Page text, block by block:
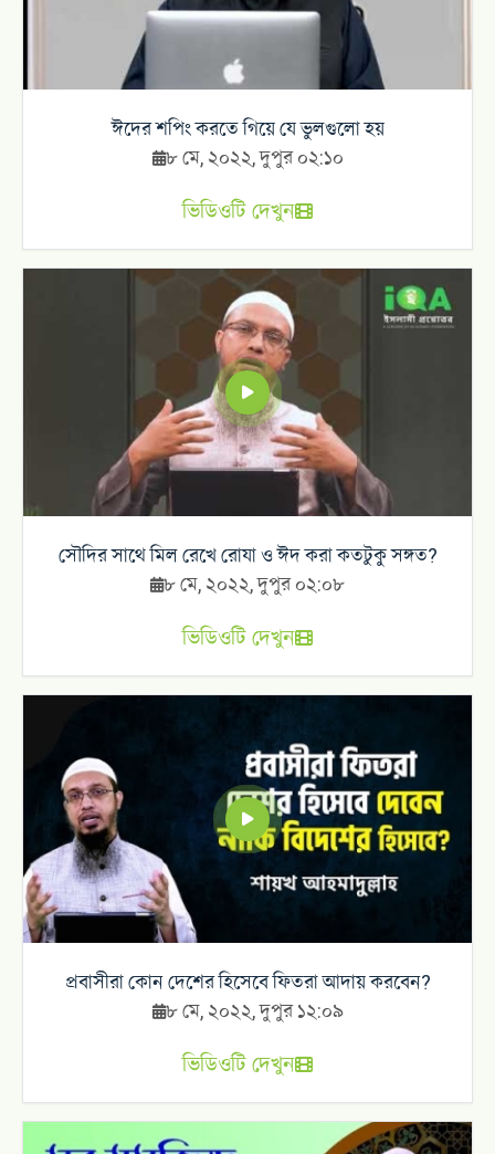
ঈদের শপিং করতে গিয়ে যে ভুলগুলো হয়
৮ মে, ২০২২, দুপুর ০২:১০
ভিডিওটি দেখুন
সৌদির সাথে মিল রেখে রোযা ও ঈদ করা কতটুকু সঙ্গত?
৮ মে, ২০২২, দুপুর ০২:০৮
ভিডিওটি দেখুন
প্রবাসীরা কোন দেশের হিসেবে ফিতরা আদায় করবেন?
৮ মে, ২০২২, দুপুর ১২:০৯
ভিডিওটি দেখুন